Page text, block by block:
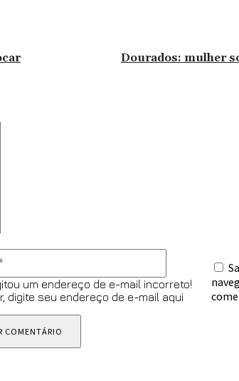
Dourados: mulher
um endereço de e-mail incorreto!
digite seu endereço de e-mail aqui